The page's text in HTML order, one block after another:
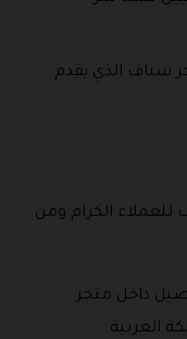
سناف الذي يقدم
للعملاء الكرام ومن
داخل متجر
العربية